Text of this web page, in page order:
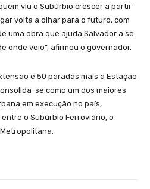
viu o Subúrbio crescer a partir
volta a olhar para o futuro, com
uma obra que ajuda Salvador a se
onde veio”, afirmou o governador.
e 50 paradas mais a Estação
se como um dos maiores
em execução no país,
o Subúrbio Ferroviário, o